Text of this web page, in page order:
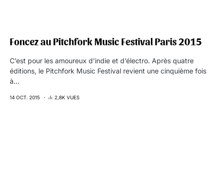
Foncez au Pitchfork Music Festival Paris 2015
C’est pour les amoureux d’indie et d’électro. Après quatre
éditions, le Pitchfork Music Festival revient une cinquième fois
à…
14 OCT. 2015 2,8K VUES